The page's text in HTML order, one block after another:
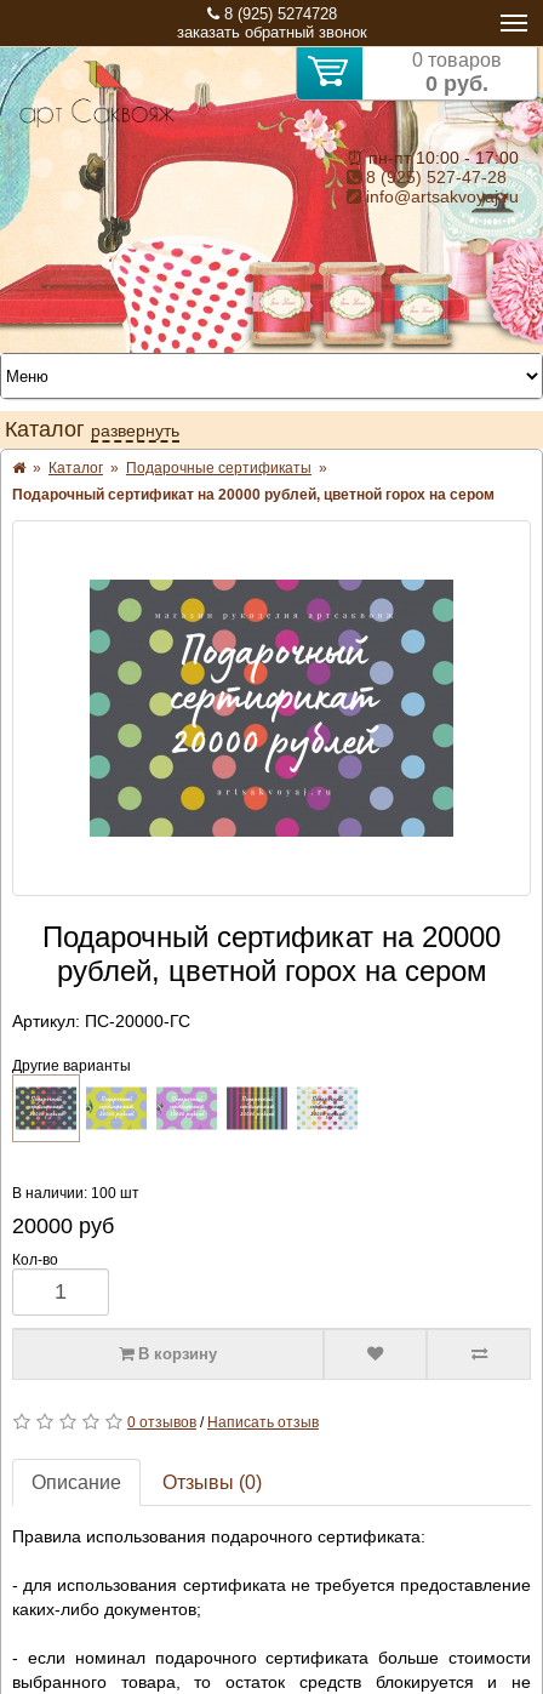
8 (925) 5274728
заказать обратный звонок
0 товаров
0 руб.
⏰ пн-пт 10:00 - 17:00
8 (925) 527-47-28
info@artsakvoyaj.ru
Каталог развернуть
» Каталог » Подарочные сертификаты »
Подарочный сертификат на 20000 рублей, цветной горох на сером
Подарочный сертификат на 20000
рублей, цветной горох на сером
Артикул: ПС-20000-ГС
Другие варианты
В наличии: 100 шт
20000руб
Кол-во
В корзину
0 отзывов/ Написать отзыв
Описание Отзывы (0)
Правила использования подарочного сертификата:
- для использования сертификата не требуется предоставление
каких-либо документов;
- если номинал подарочного сертификата больше стоимости
выбранного товара, то остаток средств блокируется и не